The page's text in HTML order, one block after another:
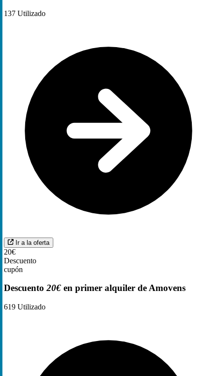
137 Utilizado
Ir a la oferta
20€
Descuento
cupón
Descuento20€ en primer alquiler de Amovens
619 Utilizado